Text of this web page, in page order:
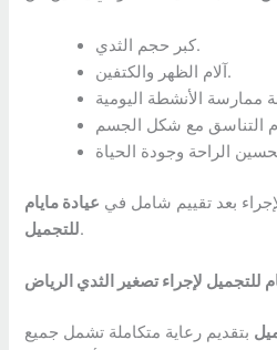
كبر حجم الثدي.
آلام الظهر والكتفين.
بعد تقييم شامل في عيادة مايام
للتجميل.
للتجميل لإجراء تصغير الثدي الرياض
بتقديم رعاية متكاملة تشمل جميع